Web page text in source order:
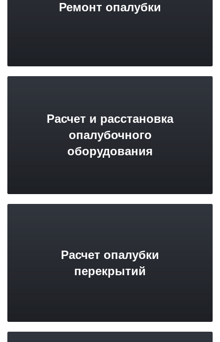
Ремонт опалубки
Расчет и расстановка
опалубочного
оборудования
Расчет опалубки
перекрытий